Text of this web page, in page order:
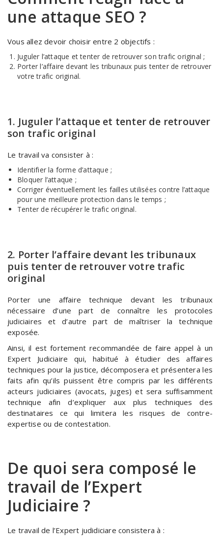
une attaque SEO ?
Vous allez devoir choisir entre 2 objectifs :
Juguler l’attaque et tenter de retrouver son trafic original ;
Porter l’affaire devant les tribunaux puis tenter de retrouver
votre trafic original.
1. Juguler l’attaque et tenter de retrouver
son trafic original
Le travail va consister à :
Identifier la forme d’attaque ;
Bloquer l’attaque ;
Corriger éventuellement les failles utilisées contre l’attaque
pour une meilleure protection dans le temps ;
Tenter de récupérer le trafic original.
2. Porter l’affaire devant les tribunaux
puis tenter de retrouver votre trafic
original
Porter une affaire technique devant les tribunaux
nécessaire d’une part de connaître les protocoles
judiciaires et d’autre part de maîtriser la technique
exposée.
Ainsi, il est fortement recommandée de faire appel à un
Expert Judiciaire qui, habitué à étudier des affaires
techniques pour la justice, décomposera et présentera les
faits afin qu’ils puissent être compris par les différents
acteurs judiciaires (avocats, juges) et sera suffisamment
technique afin d’expliquer aux plus techniques des
destinataires ce qui limitera les risques de contre-
expertise ou de contestation.
De quoi sera composé le
travail de l’Expert
Judiciaire ?
Le travail de l’Expert judidiciare consistera à :